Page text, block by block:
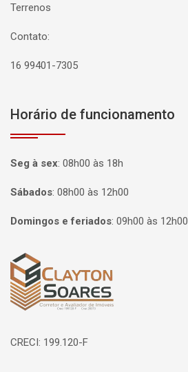
Terrenos
Contato:
16 99401-7305
Horário de funcionamento
Seg à sex: 08h00 às 18h
Sábados: 08h00 às 12h00
Domingos e feriados: 09h00 às 12h00
Página inicial
CRECI: 199.120-F